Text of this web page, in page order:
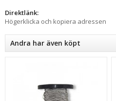
Direktlänk:
Högerklicka och kopiera adressen
Andra har även köpt